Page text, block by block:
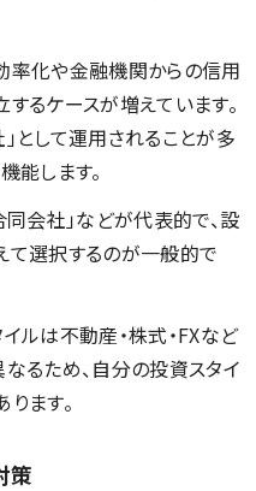
率化や金融機関からの信用
るケースが増えています。
として運用されることが多
能します。
同会社」などが代表的で、設
て選択するのが一般的で
ルは不動産・株式・FXなど
るため、自分の投資スタイ
ます。
策